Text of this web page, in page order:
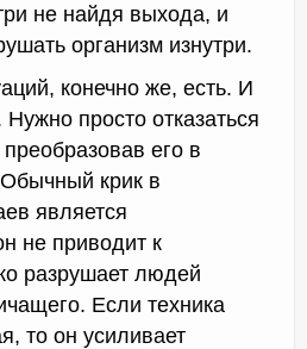
не найдя выхода, и
организм изнутри.
конечно же, есть. И
просто отказаться
его в
крик в
является
не приводит к
разрушает людей
Если техника
то он усиливает